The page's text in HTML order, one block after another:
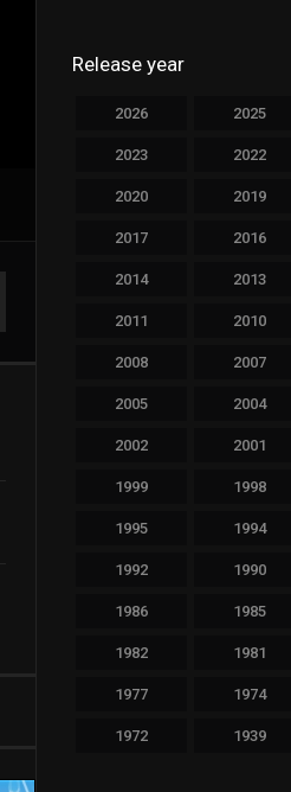
Drama
Family
Mystery
Romance
Sci-Fi & Fantasy
War
Western
Release year
2026 2025
2023 2022
2020 2019
2017 2016
2014 2013
2011 2010
2008 2007
2005 2004
2002 2001
1999 1998
1995 1994
1992 1990
1986 1985
1982 1981
1977 1974
1972 1939